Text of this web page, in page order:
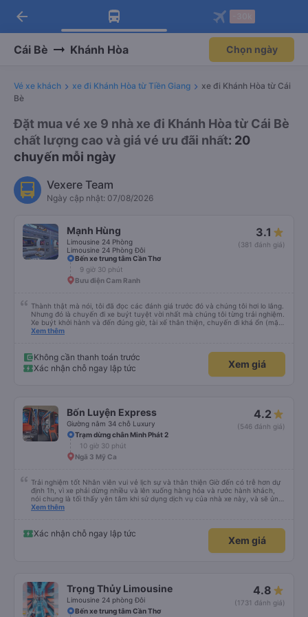
Tải app Vexere ngay!
Nhận ưu đãi thành viên độc
Mở app
Tải app Vexere
-30k/ghế khi đặt vé máy bay qua
Mở app
arrow_back
Cái Bè Khánh Hòa Chọn ngày
Vé xe khách xe đi Khánh Hòa từ Tiền Giang
xe đi Khánh Hòa từ Cái
Bè
Đặt mua vé xe 9 nhà xe đi Khánh Hòa từ Cái Bè
chất lượng cao và giá vé ưu đãi nhất: 20
chuyến mỗi ngày
Vexere Team
Ngày cập nhật: 07/08/2026
Mạnh Hùng
Limousine 24 Phòng
Limousine 24 Phòng Đôi
3.1
(381 đánh giá)
Bến xe trung tâm Cần Thơ
9 giờ 30 phút
Bưu điện Cam Ranh
Thành thật mà nói, tôi đã đọc các đánh giá trước đó và chúng tôi hơi lo lắng.
Nhưng đó là chuyến đi xe buýt tuyệt vời nhất mà chúng tôi từng trải nghiệm.
Xe buýt khởi hành và đến đúng giờ, tài xế thân thiện, chuyến đi khá ổn (mặc
dù vẫn hơi xóc, nhưng đó là đặc trưng của Việt Nam ^^), và chỗ ngồi thoải
Xem thêm
Không cần thanh toán trước
Xác nhận chỗ ngay lập tức
Xem giá
Bốn Luyện Express
Giường nằm 34 chỗ Luxury
4.2
(546 đánh giá)
Trạm dừng chân Minh Phát 2
10 giờ 30 phút
Ngã 3 Mỹ Ca
Trải nghiệm tốt Nhân viên vui vẻ lịch sự và thân thiện Giờ đến có trễ hơn dự
định 1h, vì xe phải dừng nhiều và lên xuống hàng hóa và rước hành khách,
nói chung là tối thấy yên tâm khi sử dụng dịch vụ của nhà xe này, và sẽ ủng
hộ và giới thiệu cho người thân sử dụng dịch vụ của nhà xe này
Xem thêm
Xác nhận chỗ ngay lập tức
Xem giá
Trọng Thủy Limousine
Limousine 24 phòng Đôi
4.8
(1731 đánh giá)
Bến xe trung tâm Cần Thơ